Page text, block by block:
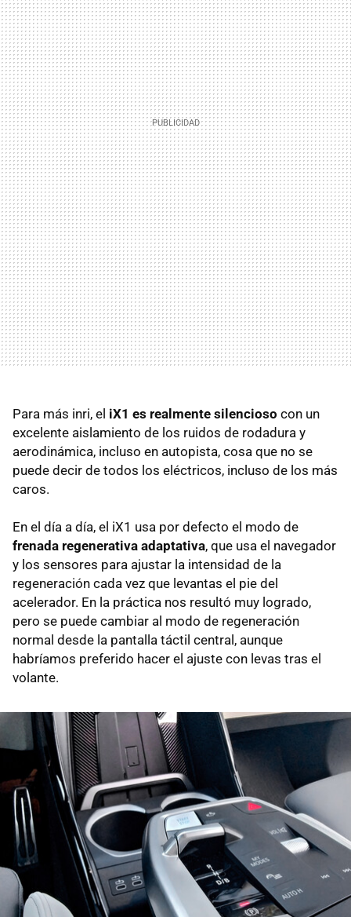
Para más inri, el iX1 es realmente silencioso con un
excelente aislamiento de los ruidos de rodadura y
aerodinámica, incluso en autopista, cosa que no se
puede decir de todos los eléctricos, incluso de los más
caros.
En el día a día, el iX1 usa por defecto el modo de
frenada regenerativa adaptativa, que usa el navegador
y los sensores para ajustar la intensidad de la
regeneración cada vez que levantas el pie del
acelerador. En la práctica nos resultó muy logrado,
pero se puede cambiar al modo de regeneración
normal desde la pantalla táctil central, aunque
habríamos preferido hacer el ajuste con levas tras el
volante.